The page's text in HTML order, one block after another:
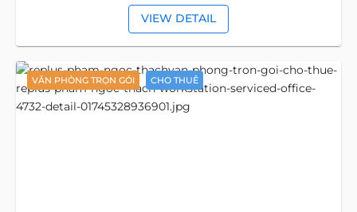
VIEW DETAIL
VĂN PHÒNG TRỌN GÓI CHO THUÊ